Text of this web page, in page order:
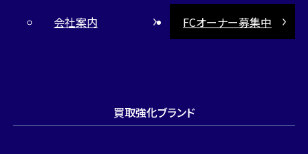
会社案内
FCオーナー募集中
買取強化ブランド